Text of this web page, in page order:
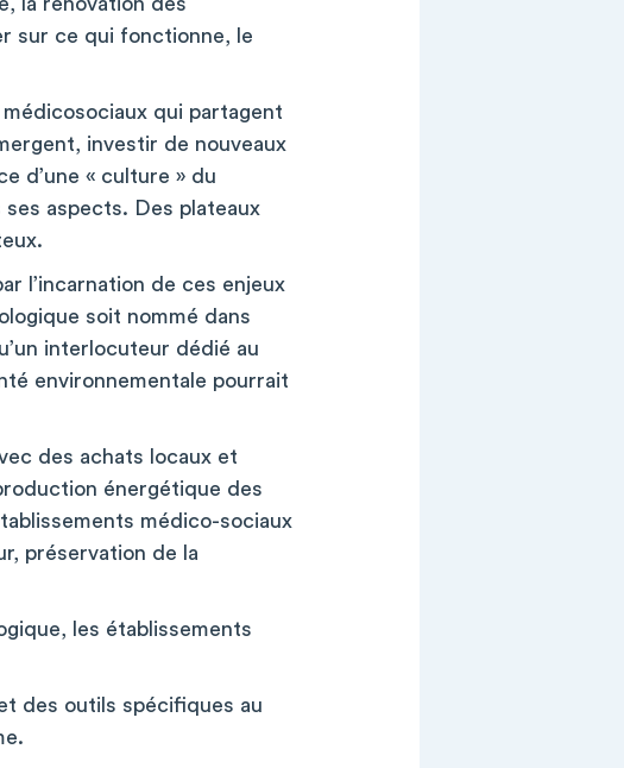
sur ce qui fonctionne, le
qui partagent
investir de nouveaux
d’une « culture » du
ses aspects. Des plateaux
l’incarnation de ces enjeux
soit nommé dans
interlocuteur dédié au
environnementale pourrait
des achats locaux et
énergétique des
médico-sociaux
préservation de la
les établissements
des outils spécifiques au